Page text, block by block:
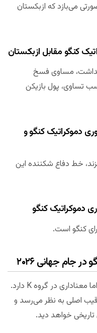
می‌بازد که ازبکستان
مساوی فسخ
تساوی، پول بازیکن
دموکراتیک کنگو و
خط دفاع شکننده این
کنگو است.
جام جهانی ۲۰۲۶
جمهوری دموکراتیک کنگو مسیر سخت اما معناداری در گروه K دارد.
رقیب اصلی به نظر می‌رسد و
خواهد دید.